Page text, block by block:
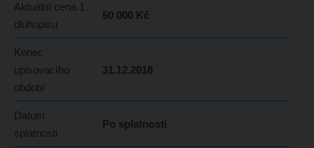
Aktuální cena 1
dluhopisu
50 000 Kč
Konec
upisovacího
období
31.12.2018
Datum
splatnosti
Po splatnosti